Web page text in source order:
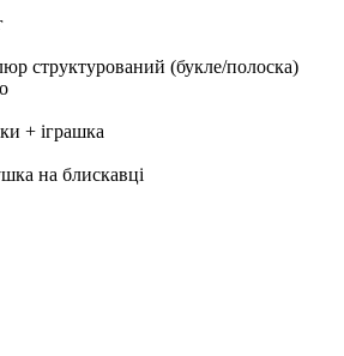
структурований (букле/полоска)
+ іграшка
на блискавці